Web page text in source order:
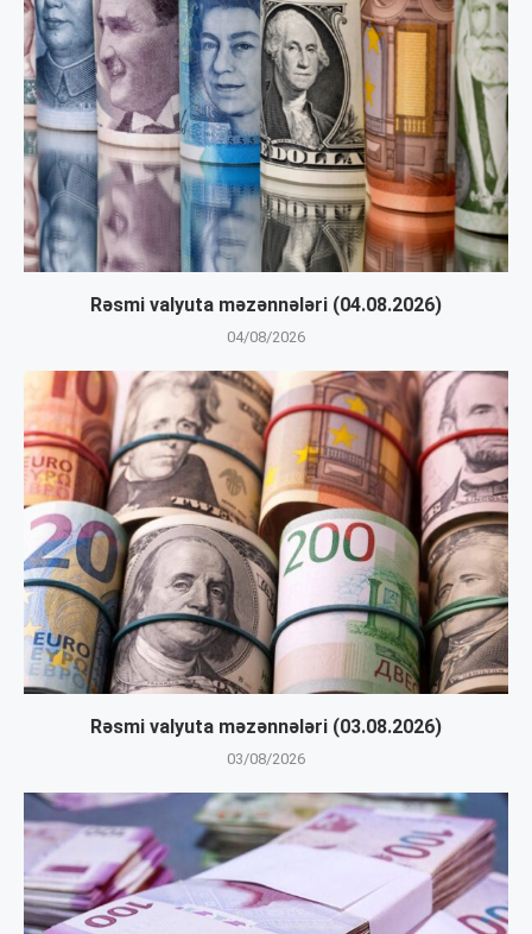
Rəsmi valyuta məzənnələri (04.08.2026)
04/08/2026
Rəsmi valyuta məzənnələri (03.08.2026)
03/08/2026